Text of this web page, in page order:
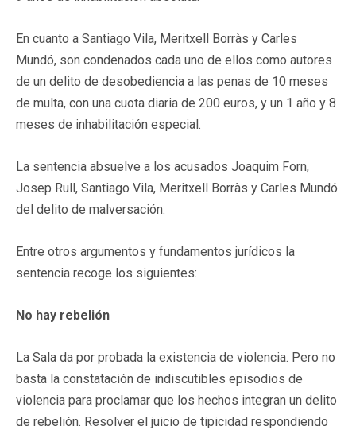
En cuanto a Santiago Vila, Meritxell Borràs y Carles
Mundó, son condenados cada uno de ellos como autores
de un delito de desobediencia a las penas de 10 meses
de multa, con una cuota diaria de 200 euros, y un 1 año y 8
meses de inhabilitación especial.
La sentencia absuelve a los acusados Joaquim Forn,
Josep Rull, Santiago Vila, Meritxell Borràs y Carles Mundó
del delito de malversación.
Entre otros argumentos y fundamentos jurídicos la
sentencia recoge los siguientes:
No hay rebelión
La Sala da por probada la existencia de violencia. Pero no
basta la constatación de indiscutibles episodios de
violencia para proclamar que los hechos integran un delito
de rebelión. Resolver el juicio de tipicidad respondiendo